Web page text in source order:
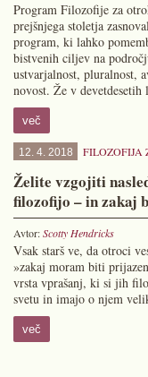
Program Filozofije za
prejšnjega stoletja
program, ki lahko
bistvenih ciljev na
ustvarjalnost, pluralnost,
novost. Že v devetdesetih
več
12. 4. 2018 FILOZOFIJA
Želite vzgojiti
filozofijo – in zakaj
Avtor:Scotty Hendricks
Vsak starš ve, da otroci
»zakaj moram biti
vrsta vprašanj, ki si jih
svetu in imajo o njem
več